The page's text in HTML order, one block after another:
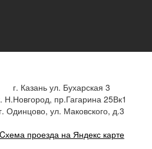
г. Казань ул. Бухарская 3
Н.Новгород, пр.Гагарина 25Вк1
г. Одинцово, ул. Маковского, д.3
Cхема проезда на Яндекс карте